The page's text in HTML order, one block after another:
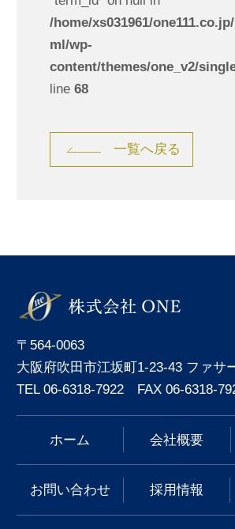
/home/xs031961/
ml/wp-
content/themes/one_v2/
line 68
一覧へ戻る
〒564-0063
大阪府吹田市江坂町1-23-43 ファサ
TEL 06-6318-7922 FAX 06-6318-
ホーム 会社概要
お問い合わせ 採用情報